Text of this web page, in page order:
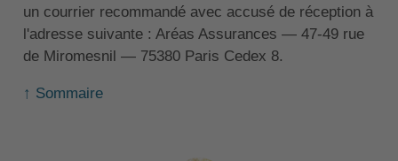
un courrier recommandé avec accusé de réception à
l'adresse suivante : Aréas Assurances — 47-49 rue
de Miromesnil — 75380 Paris Cedex 8.
↑ Sommaire